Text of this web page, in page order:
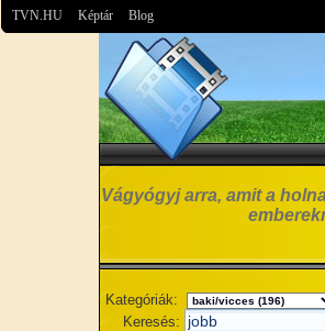
TVN.HU Képtár Blog
Vágyógyj arra, amit a
Kategóriák:
Keresés: